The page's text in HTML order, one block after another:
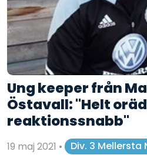
Ung keeper från
Östavall: "Helt
reaktionssnabb"
19 maj 2021 •
Div. 3 Mellersta